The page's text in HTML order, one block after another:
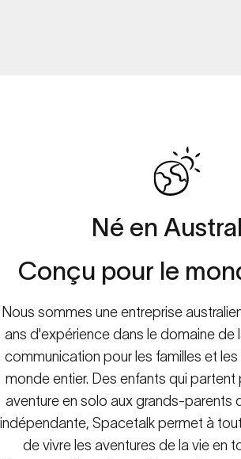
sécurité
numérique.
Né en
Conçu pour le
Nous sommes une entreprise
ans d'expérience dans le domaine de
communication pour les familles et
monde entier. Des enfants qui partent
aventure en solo aux grands-parents
indépendante, Spacetalk permet à
de vivre les aventures de la vie en